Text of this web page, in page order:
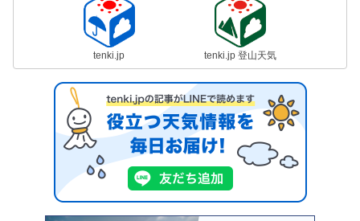
tenki.jp tenki.jp 登山天気